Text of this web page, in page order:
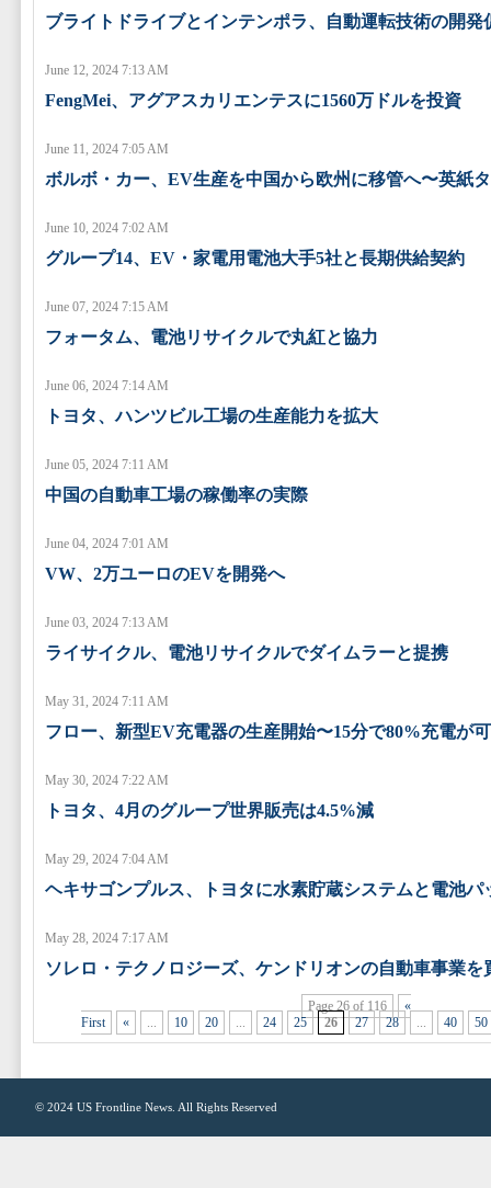
ブライトドライブとインテンポラ、自動運転技術の開発
June 12, 2024 7:13 AM
FengMei、アグアスカリエンテスに1560万ドルを投資
June 11, 2024 7:05 AM
ボルボ・カー、EV生産を中国から欧州に移管へ〜英紙
June 10, 2024 7:02 AM
グループ14、EV・家電用電池大手5社と長期供給契約
June 07, 2024 7:15 AM
フォータム、電池リサイクルで丸紅と協力
June 06, 2024 7:14 AM
トヨタ、ハンツビル工場の生産能力を拡大
June 05, 2024 7:11 AM
中国の自動車工場の稼働率の実際
June 04, 2024 7:01 AM
VW、2万ユーロのEVを開発へ
June 03, 2024 7:13 AM
ライサイクル、電池リサイクルでダイムラーと提携
May 31, 2024 7:11 AM
フロー、新型EV充電器の生産開始〜15分で80%充電が
May 30, 2024 7:22 AM
トヨタ、4月のグループ世界販売は4.5%減
May 29, 2024 7:04 AM
ヘキサゴンプルス、トヨタに水素貯蔵システムと電池パ
May 28, 2024 7:17 AM
ソレロ・テクノロジーズ、ケンドリオンの自動車事業を
Page 26 of 116
«
First
« ... 10 20 ... 24 25 26 27 28 ... 40 50
© 2024 US Frontline News . All Rights Reserved